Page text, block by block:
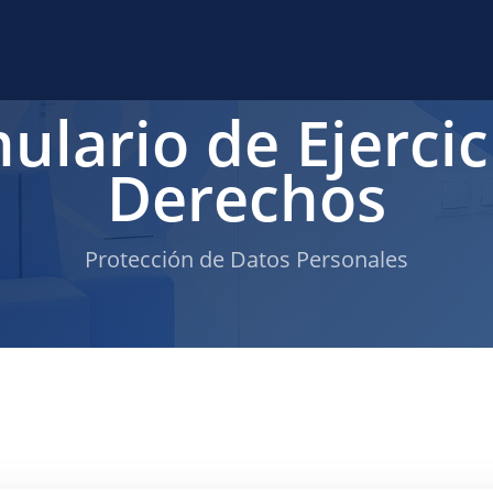
de
Derechos
Protección de Datos Personales